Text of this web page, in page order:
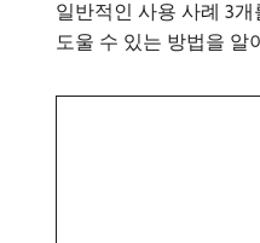
일반적인 사용 사례 3
도울 수 있는 방법을 알